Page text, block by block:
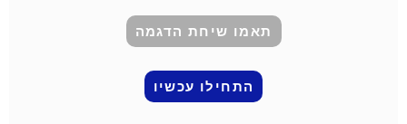
תאמו שיחת הדגמה
התחילו עכשיו